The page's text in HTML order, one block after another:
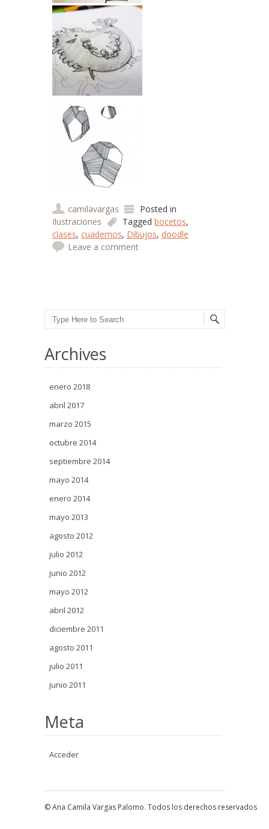
camilavargas
Posted in
Ilustraciones
Taggedbocetos,
clases,cuadernos, Dibujos, doodle
Leave a comment
Search
Archives
enero 2018
abril 2017
marzo 2015
octubre 2014
septiembre 2014
mayo 2014
enero 2014
mayo 2013
agosto 2012
julio 2012
junio 2012
mayo 2012
abril 2012
diciembre 2011
agosto 2011
julio 2011
junio 2011
Meta
Acceder
© Ana Camila Vargas Palomo. Todos los derechos reservados